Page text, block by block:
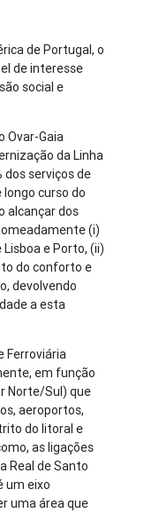
de Portugal, o
de interesse
social e
Ovar-Gaia
da Linha
dos serviços de
curso do
alcançar dos
(i)
e Porto, (ii)
do conforto e
devolvendo
a esta
Ferroviária
em função
Norte/Sul) que
aeroportos,
do litoral e
as ligações
Real de Santo
um eixo
uma área que